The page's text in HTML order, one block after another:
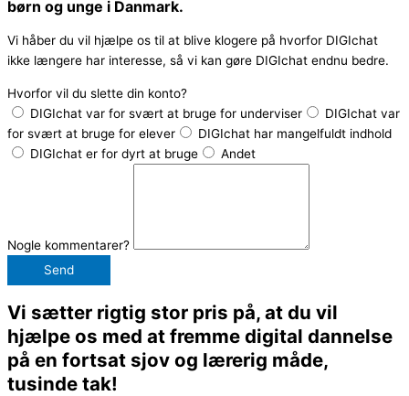
børn og unge i Danmark.
Vi håber du vil hjælpe os til at blive klogere på hvorfor DIGIchat
ikke længere har interesse, så vi kan gøre DIGIchat endnu bedre.
Hvorfor vil du slette din konto?
DIGIchat var for svært at bruge for underviser
DIGIchat var
for svært at bruge for elever
DIGIchat har mangelfuldt indhold
DIGIchat er for dyrt at bruge
Andet
Nogle kommentarer?
Send
Vi sætter rigtig stor pris på, at du vil
hjælpe os med at fremme digital dannelse
på en fortsat sjov og lærerig måde,
tusinde tak!